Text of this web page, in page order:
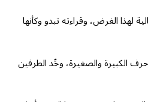
لهذا الغرض، وقراءته تبدو وكأنها
الكبيرة والصغيرة، وحِّد الطرفين